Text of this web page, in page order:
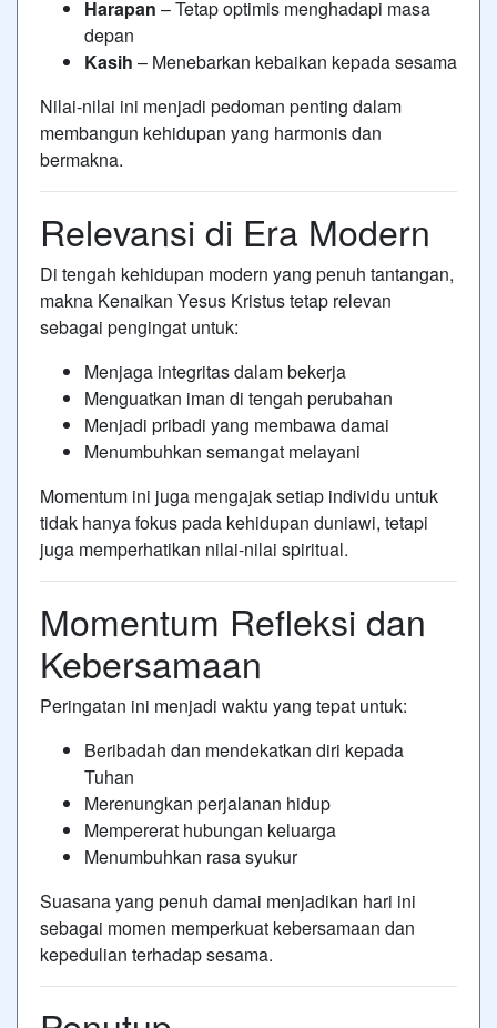
Harapan – Tetap optimis menghadapi masa
depan
Kasih – Menebarkan kebaikan kepada sesama
Nilai-nilai ini menjadi pedoman penting dalam
membangun kehidupan yang harmonis dan
bermakna.
Relevansi di Era Modern
Di tengah kehidupan modern yang penuh tantangan,
makna Kenaikan Yesus Kristustetap relevan
sebagai pengingat untuk:
Menjaga integritas dalam bekerja
Menguatkan iman di tengah perubahan
Menjadi pribadi yang membawa damai
Menumbuhkan semangat melayani
Momentum ini juga mengajak setiap individu untuk
tidak hanya fokus pada kehidupan duniawi, tetapi
juga memperhatikan nilai-nilai spiritual.
Momentum Refleksi dan
Kebersamaan
Peringatan ini menjadi waktu yang tepat untuk:
Beribadah dan mendekatkan diri kepada
Tuhan
Merenungkan perjalanan hidup
Mempererat hubungan keluarga
Menumbuhkan rasa syukur
Suasana yang penuh damai menjadikan hari ini
sebagai momen memperkuat kebersamaan dan
kepedulian terhadap sesama.